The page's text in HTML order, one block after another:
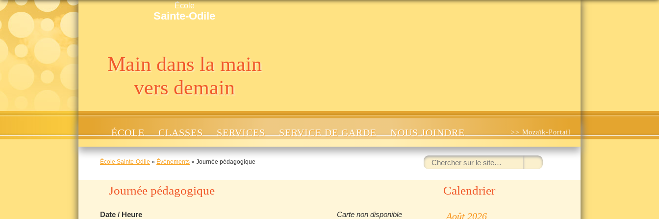
École
Sainte-Odile
Main dans la main
vers demain
ÉCOLE CLASSES SERVICES SERVICE DE GARDE NOUS JOINDRE >> Mozaïk-Portail
École Sainte-Odile » Évènements » Journée pédagogique
Rechercher
:
Journée pédagogique
Carte non disponible
Date / Heure
Calendrier
Août 2026